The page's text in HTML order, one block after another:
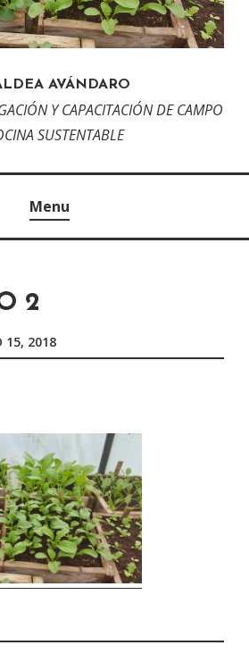
AVÁNDARO
Y CAPACITACIÓN DE CAMPO
SUSTENTABLE
Menu
2
15, 2018